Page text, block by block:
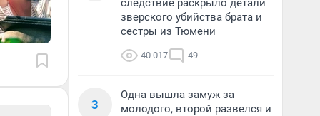
следствие раскрыло детали
зверского убийства брата и
сестры из Тюмени
40 017 49
3
Одна вышла замуж за
молодого, второй развелся и